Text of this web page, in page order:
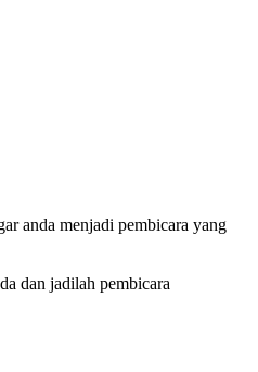
anda menjadi pembicara yang
dan jadilah pembicara